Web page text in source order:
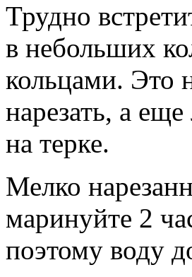
Трудно
в небольших
кольцами. Это
нарезать, а
на терке.
Мелко
маринуйте 2
поэтому воду